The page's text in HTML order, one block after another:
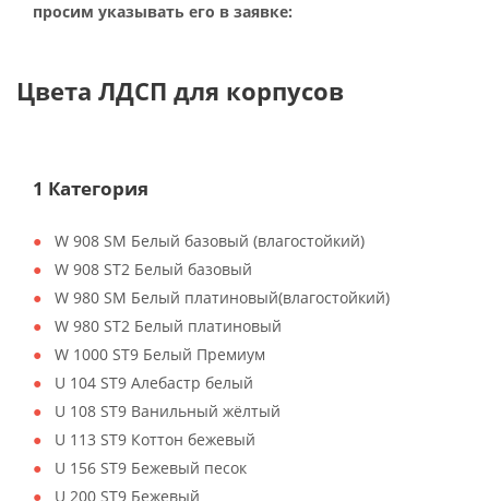
просим указывать его в заявке:
Цвета ЛДСП для корпусов
1 Категория
W 908 SM Белый базовый (влагостойкий)
W 908 ST2 Белый базовый
W 980 SM Белый платиновый(влагостойкий)
W 980 ST2 Белый платиновый
W 1000 ST9 Белый Премиум
U 104 ST9 Алебастр белый
U 108 ST9 Ванильный жёлтый
U 113 ST9 Коттон бежевый
U 156 ST9 Бежевый песок
U 200 ST9 Бежевый